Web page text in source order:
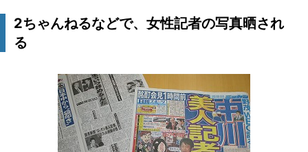
2ちゃんねるなどで、女性記者の写真晒され
る